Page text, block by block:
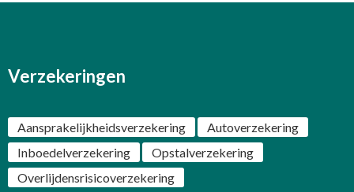
Verzekeringen
Aansprakelijkheidsverzekering
Autoverzekering
Inboedelverzekering
Opstalverzekering
Overlijdensrisicoverzekering